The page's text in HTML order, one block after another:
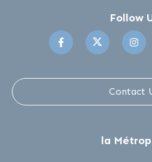
Follow
Suivez-nous
Contact
la